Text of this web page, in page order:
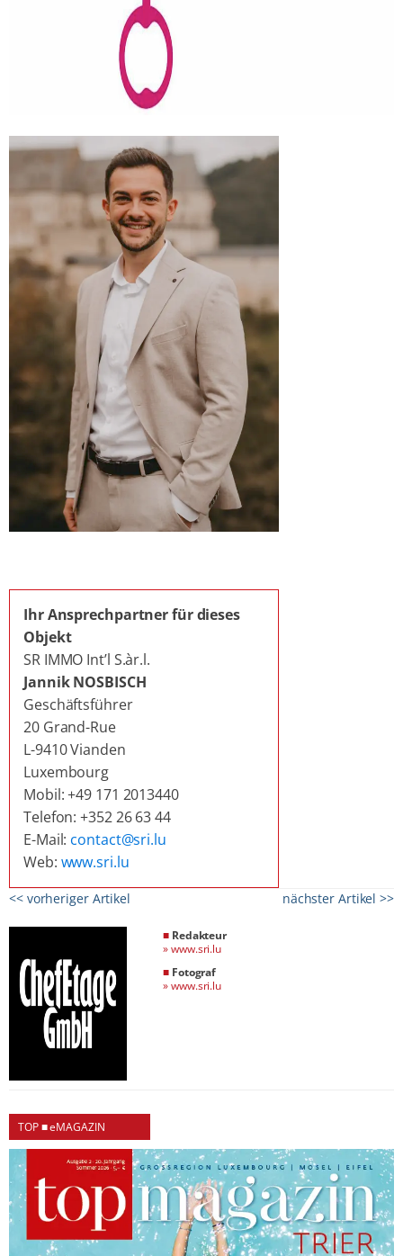
Ihr Ansprechpartner für dieses
Objekt
SR IMMO Int’l S.àr.l.
Jannik NOSBISCH
Geschäftsführer
20 Grand-Rue
L-9410 Vianden
Luxembourg
Mobil: +49 171 2013440
Telefon: +352 26 63 44
E-Mail: contact@sri.lu
Web: www.sri.lu
<< vorheriger Artikel nächster Artikel >>
■ Redakteur
»www.sri.lu
■ Fotograf
»www.sri.lu
TOP ■ eMAGAZIN